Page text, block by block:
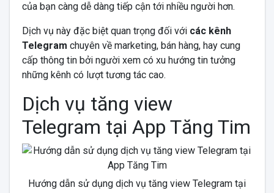
của bạn càng dễ dàng tiếp cận tới nhiều người hơn.
Dịch vụ này đặc biệt quan trọng đối với các kênh
Telegram chuyên về marketing, bán hàng, hay cung
cấp thông tin bởi người xem có xu hướng tin tưởng
những kênh có lượt tương tác cao.
Dịch vụ tăng view
Telegram tại App Tăng Tim
Hướng dẫn sử dụng dịch vụ tăng view Telegram tại